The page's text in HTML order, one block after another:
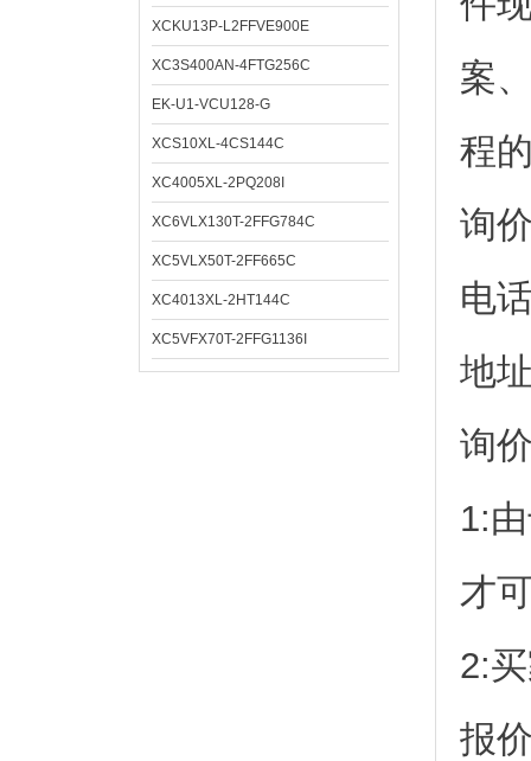
XCKU13P-L2FFVE900E
XC3S400AN-4FTG256C
EK-U1-VCU128-G
XCS10XL-4CS144C
XC4005XL-2PQ208I
XC6VLX130T-2FFG784C
XC5VLX50T-2FF665C
XC4013XL-2HT144C
XC5VFX70T-2FFG1136I
案
程
询
电
地
询
1:
才
2:
报